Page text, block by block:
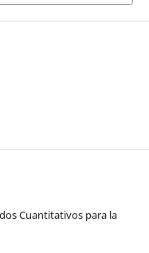
Cuantitativos para la